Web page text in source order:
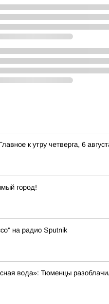
к утру четверга, 6
город!
на радио Sputnik
вода»: Тюменцы